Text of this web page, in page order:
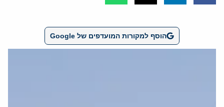
הוסף למקורות המועדפים של Google